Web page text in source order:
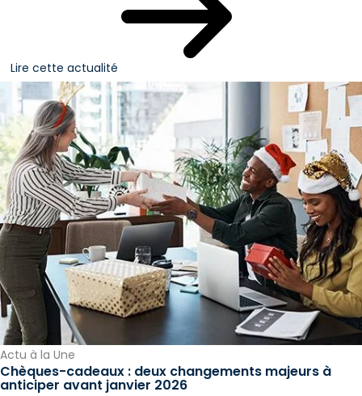
Lire cette actualité
Actu à la Une
Chèques-cadeaux : deux changements majeurs à
anticiper avant janvier 2026